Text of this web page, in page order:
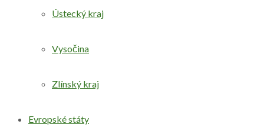
Ústecký kraj
Vysočina
Zlínský kraj
Evropské státy